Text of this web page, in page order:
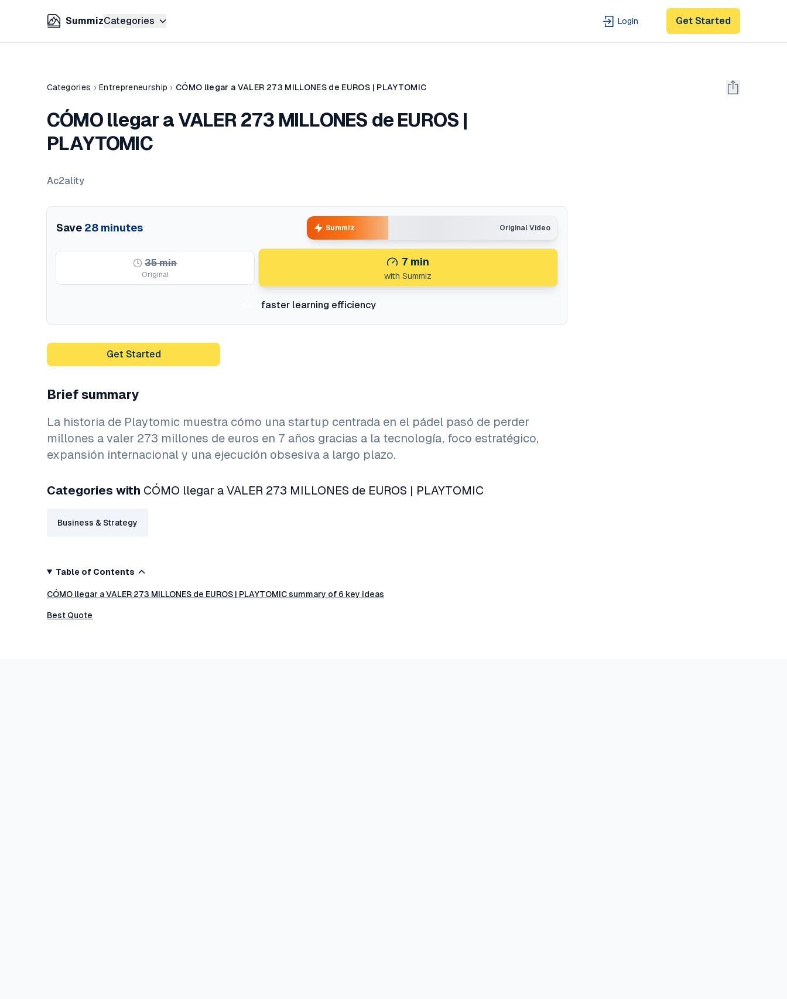
SummizCategories Login Get Started
Categories › Entrepreneurship › CÓMO llegar a VALER 273 MILLONES de EUROS | PLAYTOMIC
CÓMO llegar a VALER 273 MILLONES de EUROS |
PLAYTOMIC
Ac2ality
Save 28 minutes Original Video
Summiz
35min
Original
7 min
with Summiz
faster learning efficiency
Get Started
Brief summary
La historia de Playtomic muestra cómo una startup centrada en el pádel pasó de perder
millones a valer 273 millones de euros en 7 años gracias a la tecnología, foco estratégico,
expansión internacional y una ejecución obsesiva a largo plazo.
Categories with CÓMO llegar a VALER 273 MILLONES de EUROS | PLAYTOMIC
Business & Strategy
Table of Contents
CÓMO llegar a VALER 273 MILLONES de EUROS | PLAYTOMIC summary of 6 key ideas
Best Quote